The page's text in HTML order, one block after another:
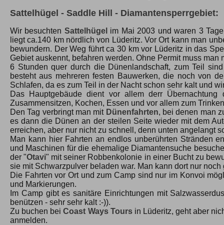
Sattelhügel - Saddle Hill - Diamantensperrgebiet:
Wir besuchten Sattelhügel im Mai 2003 und waren 3
liegt ca.140 km nördlich von Lüderitz. Vor Ort kann man
bewundern. Der Weg führt ca 30 km vor Lüderitz in das
Gebiet auskennt, befahren werden. Ohne Permit muss
6 Stunden quer durch die Dünenlandschaft, zum Teil
besteht aus mehreren festen Bauwerken, die noch von
Schlafen, da es zum Teil in der Nacht schon sehr kalt und
Das Hauptgebäude dient vor allem derr
Zusammensitzen, Kochen, Essen und vor allem zum
Den Tag verbringt man mit Dünenfahrten, bei denen man
es dann die Dünen an der steilen Seite wieder mit dem
erreichen, aber nur nicht zu schnell, denn unten angelangt
Man kann hier Fahrten an endlos unberührten Stränden
und Maschinen für die ehemalige Diamantensuche
der "Otavi" mit seiner Robbenkolonie in einer Bucht zu
sie mit Schwarzpulver beladen war. Man kann dort nur
Die Fahrten vor Ort und zum Camp sind nur im Konvoi
und Markierungen.
Im Camp gibt es sanitäre Einrichtungen mit
benützen - sehr sehr kalt :-)).
Zu buchen beiCoast Ways Toursin Lüderitz, geht aber
anmelden.